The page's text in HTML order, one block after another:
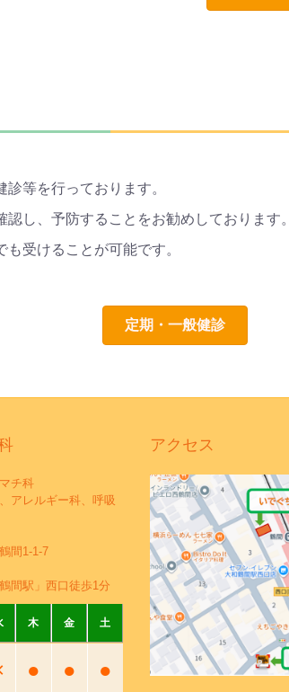
等を行っております。
し、予防することをお勧めしております。
受けることが可能です。
定期・一般健診
チ科
アレルギー科、呼吸
1-1-7
間駅」西口徒歩1分
木 金 土
● ● ●
アクセス